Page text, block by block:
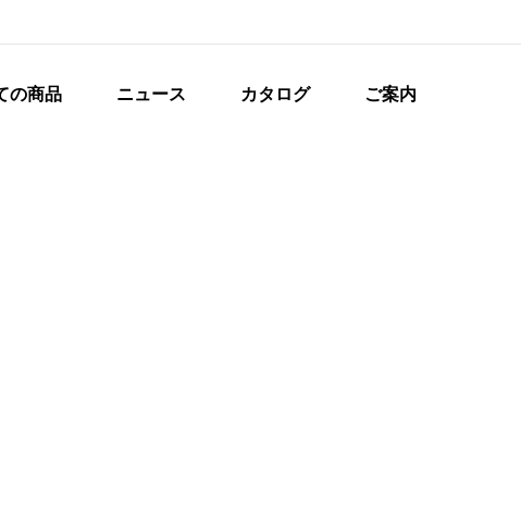
の商品 ニュース カタログ ご案内